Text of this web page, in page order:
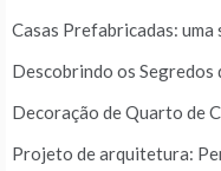
Casas Prefabricadas:
Descobrindo os Segredos
Decoração de Quarto de
Projeto de arquitetura: